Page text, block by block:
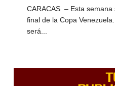
CARACAS – Esta
final de la Copa
será...